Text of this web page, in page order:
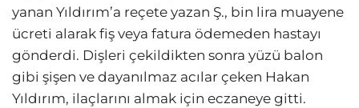
yanan Yıldırım’a reçete yazan Ş., bin lira muayene
ücreti alarak fiş veya fatura ödemeden hastayı
gönderdi. Dişleri çekildikten sonra yüzü balon
gibi şişen ve dayanılmaz acılar çeken Hakan
Yıldırım, ilaçlarını almak için eczaneye gitti.